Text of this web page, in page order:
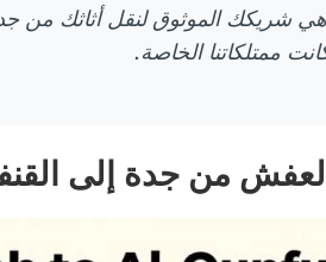
الموثوق لنقل أثاثك من
ممتلكاتنا الخاصة.
من جدة إلى